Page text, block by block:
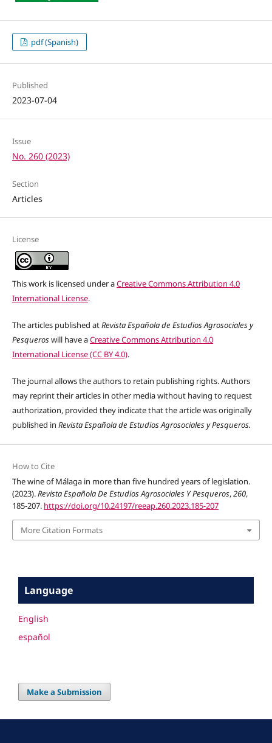
pdf (Spanish)
Published
2023-07-04
Issue
No. 260 (2023)
Section
Articles
License
This work is licensed under aCreative Commons Attribution 4.0
International License.
The articles published atRevista Española de Estudios Agrosociales y
Pesqueroswill have aCreative Commons Attribution 4.0
International License (CC BY 4.0).
The journal allows the authors to retain publishing rights. Authors
may reprint their articles in other media without having to request
authorization, provided they indicate that the article was originally
published in Revista Española de Estudios Agrosociales y Pesqueros.
How to Cite
The wine of Málaga in more than five hundred years of legislation.
(2023).Revista Española De Estudios Agrosociales Y Pesqueros,260,
185-207. https://doi.org/10.24197/reeap.260.2023.185-207
More Citation Formats
Language
English
español
Make a Submission